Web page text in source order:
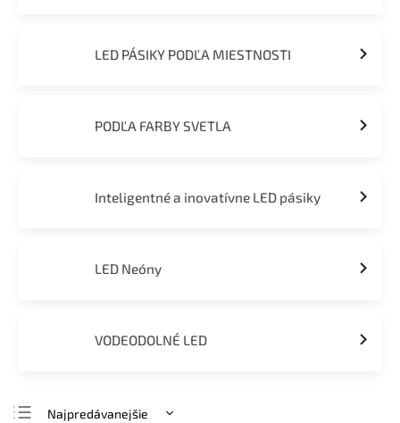
LED PÁSIKY PODĽA MIESTNOSTI
PODĽA FARBY SVETLA
Inteligentné a inovatívne LED pásiky
LED Neóny
VODEODOLNÉ LED
Najpredávanejšie